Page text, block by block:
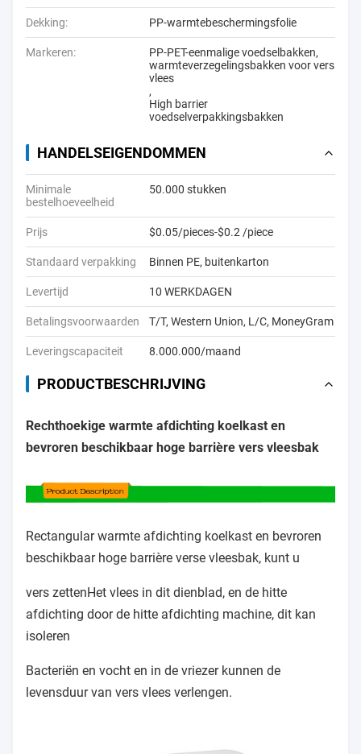
Dekking: PP-warmtebeschermingsfolie
Markeren: PP-PET-eenmalige voedselbakken,
warmteverzegelingsbakken voor vers
vlees
,
High barrier
voedselverpakkingsbakken
HANDELSEIGENDOMMEN
Minimale
bestelhoeveelheid
50.000 stukken
Prijs $0.05/pieces-$0.2 /piece
Standaard verpakking Binnen PE, buitenkarton
Levertijd 10 WERKDAGEN
Betalingsvoorwaarden T/T, Western Union, L/C, MoneyGram
Leveringscapaciteit 8.000.000/maand
PRODUCTBESCHRIJVING
Rechthoekige warmte afdichting koelkast en
bevroren beschikbaar hoge barrière vers vleesbak
Rectangular warmte afdichting koelkast en bevroren
beschikbaar hoge barrière verse vleesbak, kunt u
vers zettenHet vlees in dit dienblad, en de hitte
afdichting door de hitte afdichting machine, dit kan
isoleren
Bacteriën en vocht en in de vriezer kunnen de
levensduur van vers vlees verlengen.